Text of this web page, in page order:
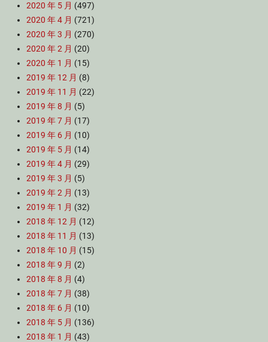
2020 年 5 月 (497)
2020 年 4 月 (721)
2020 年 3 月 (270)
2020 年 2 月 (20)
2020 年 1 月 (15)
2019 年 12 月 (8)
2019 年 11 月 (22)
2019 年 8 月 (5)
2019 年 7 月 (17)
2019 年 6 月 (10)
2019 年 5 月 (14)
2019 年 4 月 (29)
2019 年 3 月 (5)
2019 年 2 月 (13)
2019 年 1 月 (32)
2018 年 12 月 (12)
2018 年 11 月 (13)
2018 年 10 月 (15)
2018 年 9 月 (2)
2018 年 8 月 (4)
2018 年 7 月 (38)
2018 年 6 月 (10)
2018 年 5 月 (136)
2018 年 1 月 (43)